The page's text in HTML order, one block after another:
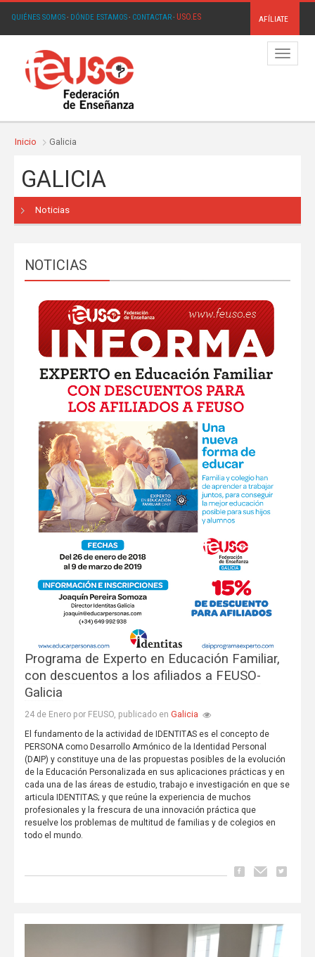
QUIÉNES SOMOS· DÓNDE ESTAMOS· CONTACTAR· USO.ES AFÍLIATE
Menú
Inicio Galicia
GALICIA
Noticias
NOTICIAS
Programa de Experto en Educación Familiar,
con descuentos a los afiliados a FEUSO-
Galicia
24 de Enero por FEUSO, publicado en Galicia
El fundamento de la actividad de IDENTITAS es el concepto de
PERSONA como Desarrollo Armónico de la Identidad Personal
(DAIP) y constituye una de las propuestas posibles de la evolución
de la Educación Personalizada en sus aplicaciones prácticas y en
cada una de las áreas de estudio, trabajo e investigación en que se
articula IDENTITAS; y que reúne la experiencia de muchos
profesionales y la frescura de una innovación práctica que
resuelve los problemas de multitud de familias y de colegios en
todo el mundo.